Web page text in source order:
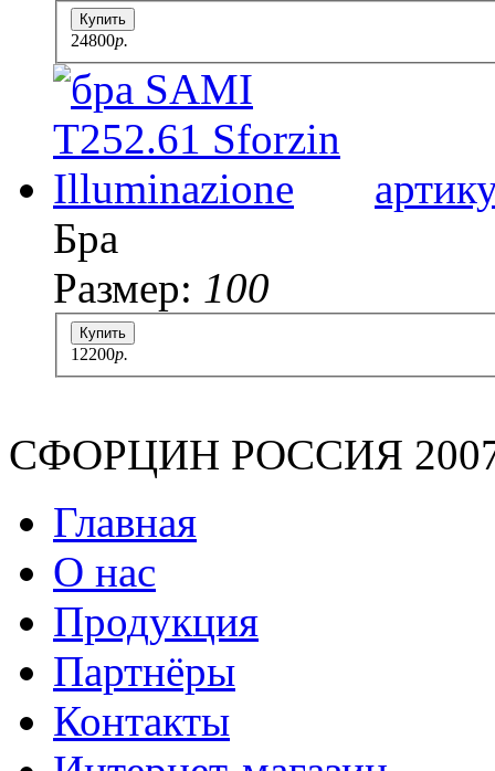
Купить
24800p.
Бра
Размер: 100
Купить
12200p.
СФОРЦИН РОССИЯ 2007-
Главная
О нас
Продукция
Партнёры
Контакты